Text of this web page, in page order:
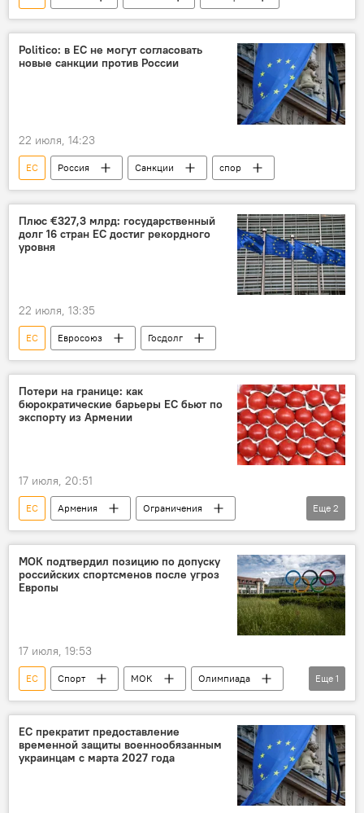
Politico: в ЕС не могут согласовать
новые санкции против России
22 июля, 14:23
ЕС Россия Санкции спор
Плюс €327,3 млрд: государственный
долг 16 стран ЕС достиг рекордного
уровня
22 июля, 13:35
ЕС Евросоюз Госдолг
Потери на границе: как
бюрократические барьеры ЕС бьют по
экспорту из Армении
17 июля, 20:51
ЕС Армения
Ограничения
Евросоюз
Россия
Еще 2
МОК подтвердил позицию по допуску
российских спортсменов после угроз
Европы
17 июля, 19:53
ЕС Спорт МОК
Олимпиада
Россия
Еще 1
ЕС прекратит предоставление
временной защиты военнообязанным
украинцам с марта 2027 года